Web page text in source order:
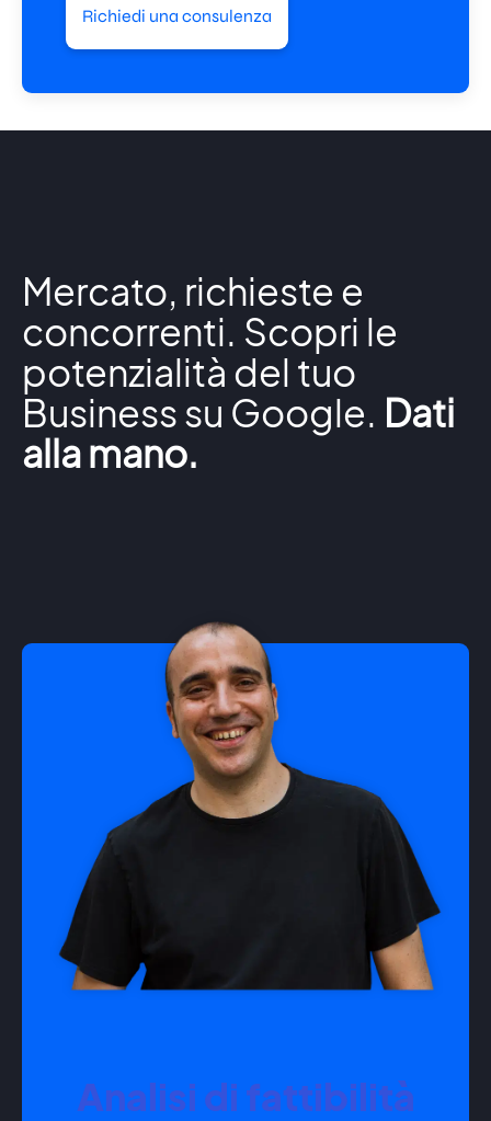
Richiedi una consulenza
Mercato, richieste e
concorrenti. Scopri le
potenzialità del tuo
Business su Google. Dati
alla mano.
Analisi di fattibilità